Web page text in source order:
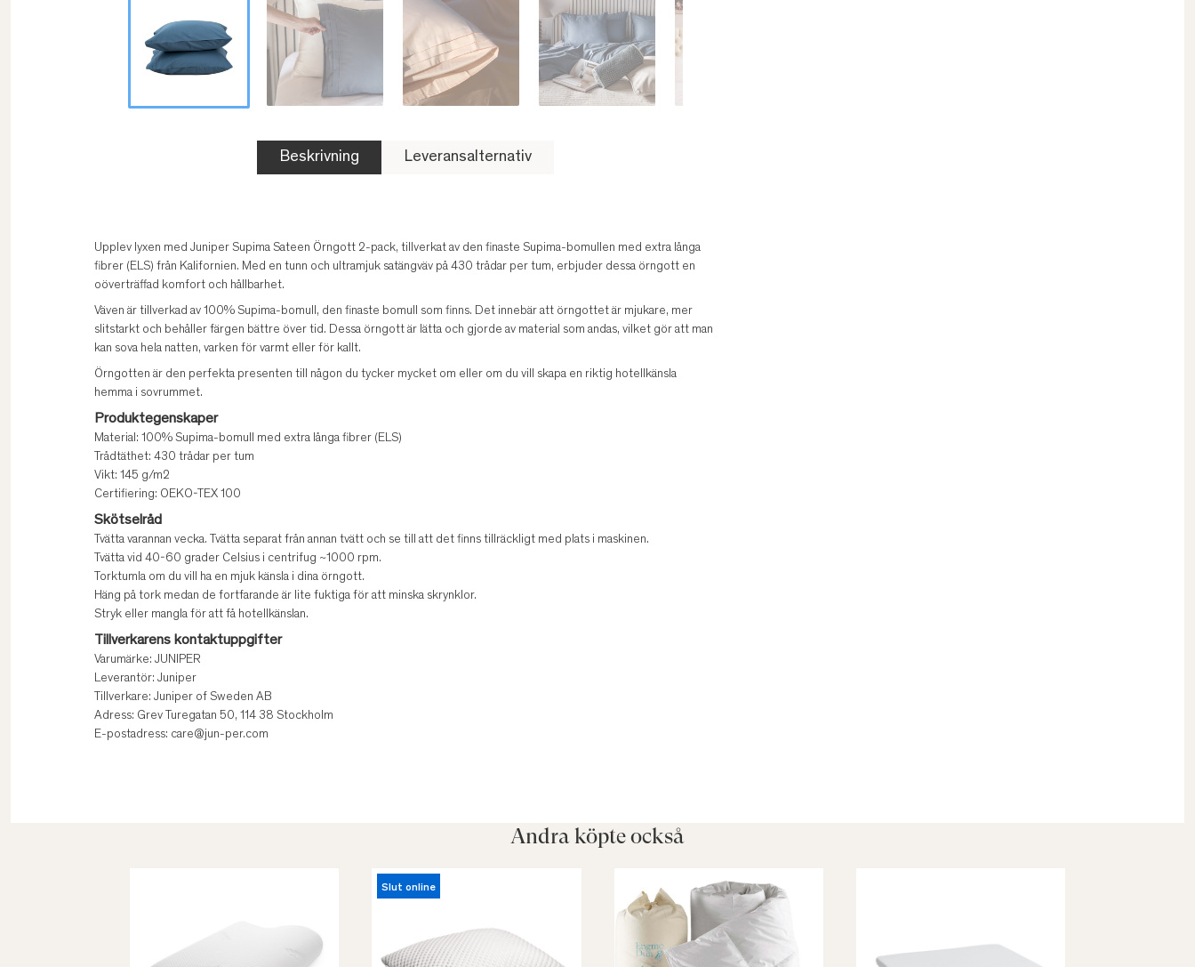
Beskrivning Leveransalternativ
Upplev lyxen med Juniper Supima Sateen Örngott 2-pack, tillverkat av den finaste Supima-bomullen med extra långa
fibrer (ELS) från Kalifornien. Med en tunn och ultramjuk satängväv på 430 trådar per tum, erbjuder dessa örngott en
oöverträffad komfort och hållbarhet.
Väven är tillverkad av 100% Supima-bomull, den finaste bomull som finns. Det innebär att örngottet är mjukare, mer
slitstarkt och behåller färgen bättre över tid. Dessa örngott är lätta och gjorde av material som andas, vilket gör att man
kan sova hela natten, varken för varmt eller för kallt.
Örngotten är den perfekta presenten till någon du tycker mycket om eller om du vill skapa en riktig hotellkänsla
hemma i sovrummet.
Produktegenskaper
Material: 100% Supima-bomull med extra långa fibrer (ELS)
Trådtäthet: 430 trådar per tum
Vikt: 145 g/m2
Certifiering: OEKO-TEX 100
Skötselråd
Tvätta varannan vecka. Tvätta separat från annan tvätt och se till att det finns tillräckligt med plats i maskinen.
Tvätta vid 40-60 grader Celsius i centrifug ~1000 rpm.
Torktumla om du vill ha en mjuk känsla i dina örngott.
Häng på tork medan de fortfarande är lite fuktiga för att minska skrynklor.
Stryk eller mangla för att få hotellkänslan.
Tillverkarens kontaktuppgifter
Varumärke: JUNIPER
Leverantör: Juniper
Tillverkare: Juniper of Sweden AB
Adress: Grev Turegatan 50, 114 38 Stockholm
E-postadress: care@jun-per.com
Andra köpte också
Slut online